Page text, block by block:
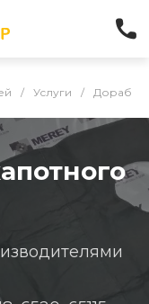
/ Услуги /